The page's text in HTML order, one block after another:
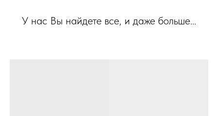
У нас Вы найдете все, и даже больше...